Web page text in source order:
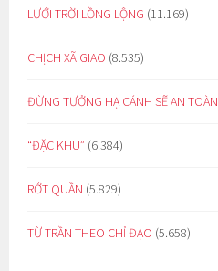
LƯỚI TRỜI LỒNG LỘNG (11.169)
CHỊCH XÃ GIAO (8.535)
ĐỪNG TƯỞNG HẠ CÁNH SẼ AN TOÀN
“ĐẶC KHU” (6.384)
RỚT QUẦN (5.829)
TỪ TRẦN THEO CHỈ ĐẠO (5.658)